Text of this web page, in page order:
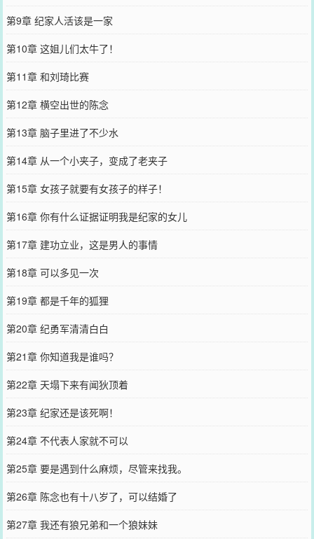
第9章 纪家人活该是一家
第10章 这姐儿们太牛了！
第11章 和刘琦比赛
第12章 横空出世的陈念
第13章 脑子里进了不少水
第14章 从一个小夹子，变成了老夹子
第15章 女孩子就要有女孩子的样子！
第16章 你有什么证据证明我是纪家的女儿
第17章 建功立业，这是男人的事情
第18章 可以多见一次
第19章 都是千年的狐狸
第20章 纪勇军清清白白
第21章 你知道我是谁吗？
第22章 天塌下来有闻狄顶着
第23章 纪家还是该死啊！
第24章 不代表人家就不可以
第25章 要是遇到什么麻烦，尽管来找我。
第26章 陈念也有十八岁了，可以结婚了
第27章 我还有狼兄弟和一个狼妹妹